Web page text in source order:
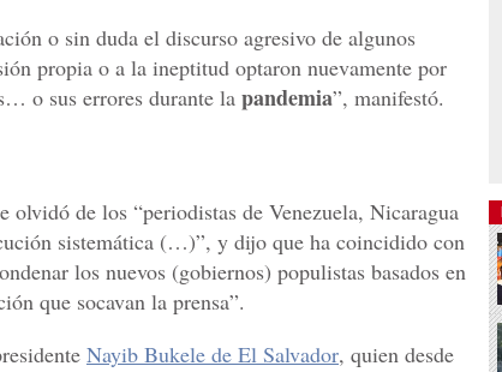
o sin duda el discurso agresivo de algunos
propia o a la ineptitud optaron nuevamente por
o sus errores durante la pandemia”, manifestó.
de los “periodistas de Venezuela, Nicaragua
sistemática (…)”, y dijo que ha coincidido con
los nuevos (gobiernos) populistas basados en
que socavan la prensa”.
Nayib Bukele de El Salvador, quien desde